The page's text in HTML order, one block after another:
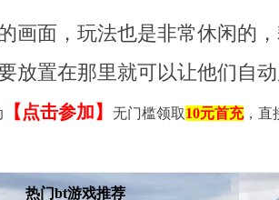
画面，玩法也是非常休闲的
放置在那里就可以让他们自
【点击参加】无门槛领取10元首充，直
热门bt游戏推荐